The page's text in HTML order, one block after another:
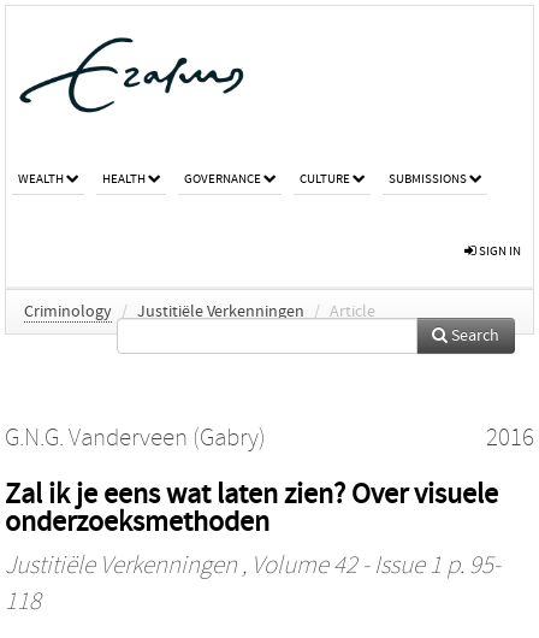
WEALTH HEALTH GOVERNANCE CULTURE SUBMISSIONS
SIGN IN
Criminology / Justitiële Verkenningen / Article
Search
G.N.G. Vanderveen (Gabry) 2016
Zal ik je eens wat laten zien? Over visuele
onderzoeksmethoden
Justitiële Verkenningen , Volume 42 - Issue 1 p. 95-
118